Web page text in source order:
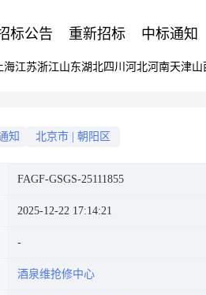
标公告 重新招标 中标通知
海江苏浙江山东湖北四川 河北河南天津山
知 北京市 朝阳区
FAGF-GSGS-25111855
2025-12-22 17:14:21
酒泉维抢修中心